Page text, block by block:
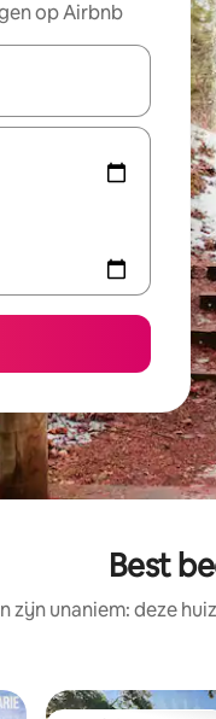
op Airbnb
zijn, maak je een
Best
zijn unaniem: deze